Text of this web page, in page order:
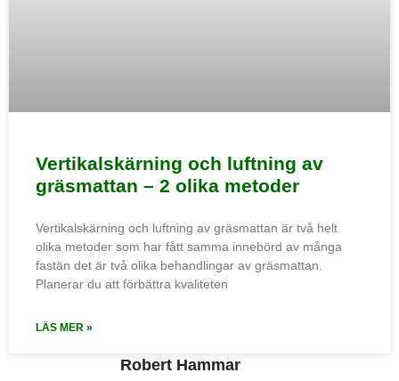
Vertikalskärning och luftning av
gräsmattan – 2 olika metoder
Vertikalskärning och luftning av gräsmattan är två helt
olika metoder som har fått samma innebörd av många
fastän det är två olika behandlingar av gräsmattan.
Planerar du att förbättra kvaliteten
LÄS MER »
Robert Hammar